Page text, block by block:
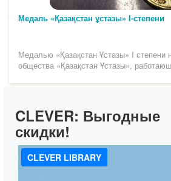
Медаль «Қазақстан ұстазы» I-степени
Медалью «Қазақстан Ұстазы» I степени
общества «Қазақстан Ұстазы»,
CLEVER: Выгодные
скидки!
CLEVER LIBRARY